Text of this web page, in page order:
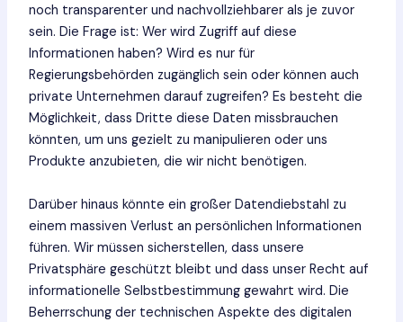
noch transparenter und nachvollziehbarer als je zuvor
sein. Die Frage ist: Wer wird Zugriff auf diese
Informationen haben? Wird es nur für
Regierungsbehörden zugänglich sein oder können auch
private Unternehmen darauf zugreifen? Es besteht die
Möglichkeit, dass Dritte diese Daten missbrauchen
könnten, um uns gezielt zu manipulieren oder uns
Produkte anzubieten, die wir nicht benötigen.
Darüber hinaus könnte ein großer Datendiebstahl zu
einem massiven Verlust an persönlichen Informationen
führen. Wir müssen sicherstellen, dass unsere
Privatsphäre geschützt bleibt und dass unser Recht auf
informationelle Selbstbestimmung gewahrt wird. Die
Beherrschung der technischen Aspekte des digitalen